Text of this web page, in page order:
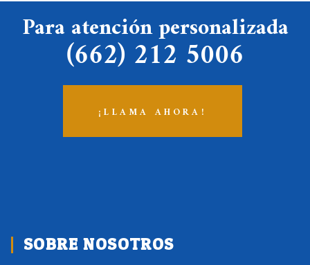
Para atención personalizada
(662) 212 5006
¡LLAMA AHORA!
SOBRE NOSOTROS